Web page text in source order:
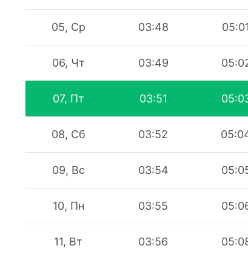
05, Ср 03:48 05:01
06, Чт 03:49
07, Пт 03:51
08, Сб 03:52
09, Вс 03:54
10, Пн 03:55
11, Вт 03:56